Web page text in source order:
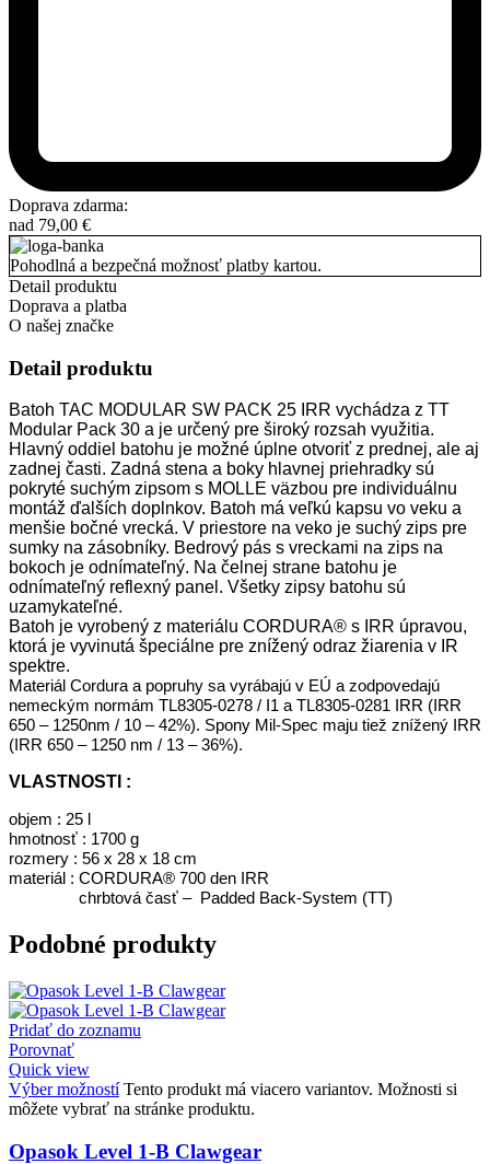
Doprava zdarma:
nad 79,00 €
Pohodlná a bezpečná možnosť platby kartou.
Detail produktu
Doprava a platba
O našej značke
Detail produktu
Batoh TAC MODULAR SW PACK 25 IRR vychádza z TT
Modular Pack 30 a je určený pre široký rozsah využitia.
Hlavný oddiel batohu je možné úplne otvoriť z prednej, ale aj
zadnej časti. Zadná stena a boky hlavnej priehradky sú
pokryté suchým zipsom s MOLLE väzbou pre individuálnu
montáž ďalších doplnkov. Batoh má veľkú kapsu vo veku a
menšie bočné vrecká. V priestore na veko je suchý zips pre
sumky na zásobníky. Bedrový pás s vreckami na zips na
bokoch je odnímateľný. Na čelnej strane batohu je
odnímateľný reflexný panel. Všetky zipsy batohu sú
uzamykateľné.
Batoh je vyrobený z materiálu CORDURA® s IRR úpravou,
ktorá je vyvinutá špeciálne pre znížený odraz žiarenia v IR
spektre.
Materiál Cordura a popruhy sa vyrábajú v EÚ a zodpovedajú
nemeckým normám TL8305-0278 / I1 a TL8305-0281 IRR (IRR
650 – 1250nm / 10 – 42%). Spony Mil-Spec maju tiež znížený IRR
(IRR 650 – 1250 nm / 13 – 36%).
VLASTNOSTI :
objem : 25 l
hmotnosť : 1700 g
rozmery : 56 x 28 x 18 cm
materiál : CORDURA® 700 den IRR
chrbtová časť – Padded Back-System (TT)
Podobné produkty
Pridať do zoznamu
Porovnať
Quick view
Výber možností Tento produkt má viacero variantov. Možnosti si
môžete vybrať na stránke produktu.
Opasok Level 1-B Clawgear